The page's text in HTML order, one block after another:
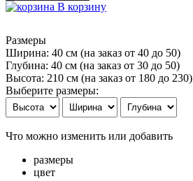
В корзину
Размеры
Ширина: 40 см (на заказ от 40 до 50)
Глубина: 40 см (на заказ от 30 до 50)
Высота: 210 см (на заказ от 180 до 230)
Выберите размеры:
Что можно изменить или добавить
размеры
цвет